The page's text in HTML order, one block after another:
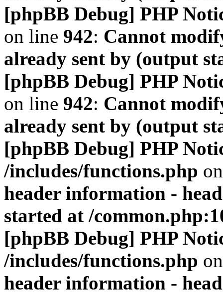
[phpBB Debug] PHP
on line 942: Cannot
already sent by (output
[phpBB Debug] PHP
on line 942: Cannot
already sent by (output
[phpBB Debug] PHP
/includes/functions.php
header information -
started at /
[phpBB Debug] PHP
/includes/functions.php
header information -